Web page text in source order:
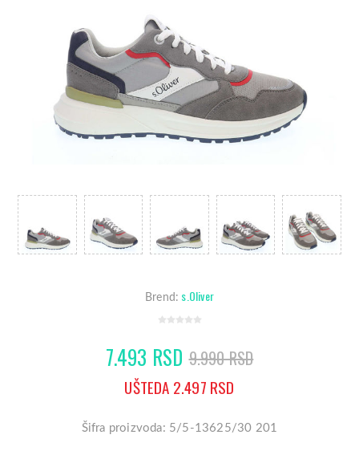
Brend: s.Oliver
7.493 RSD 9.990 RSD
UŠTEDA 2.497 RSD
Šifra proizvoda: 5/5-13625/30 201